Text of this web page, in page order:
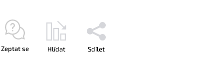
Zeptat se Hlídat Sdílet